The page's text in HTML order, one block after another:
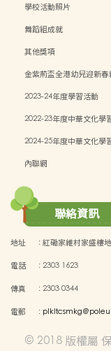
學校活動照片
舞蹈組成就
其他獎項
金紫荊盃全港幼兒迎新
2023-24年度學習活動
2022-23年度中華文化學
2024-25年度中華文化學
內聯網
聯絡資訊
地址 :紅磡家維村家盛樓
電話 :2303 1623
傳真 :2303 0344
電郵 :
© 2018 版權屬